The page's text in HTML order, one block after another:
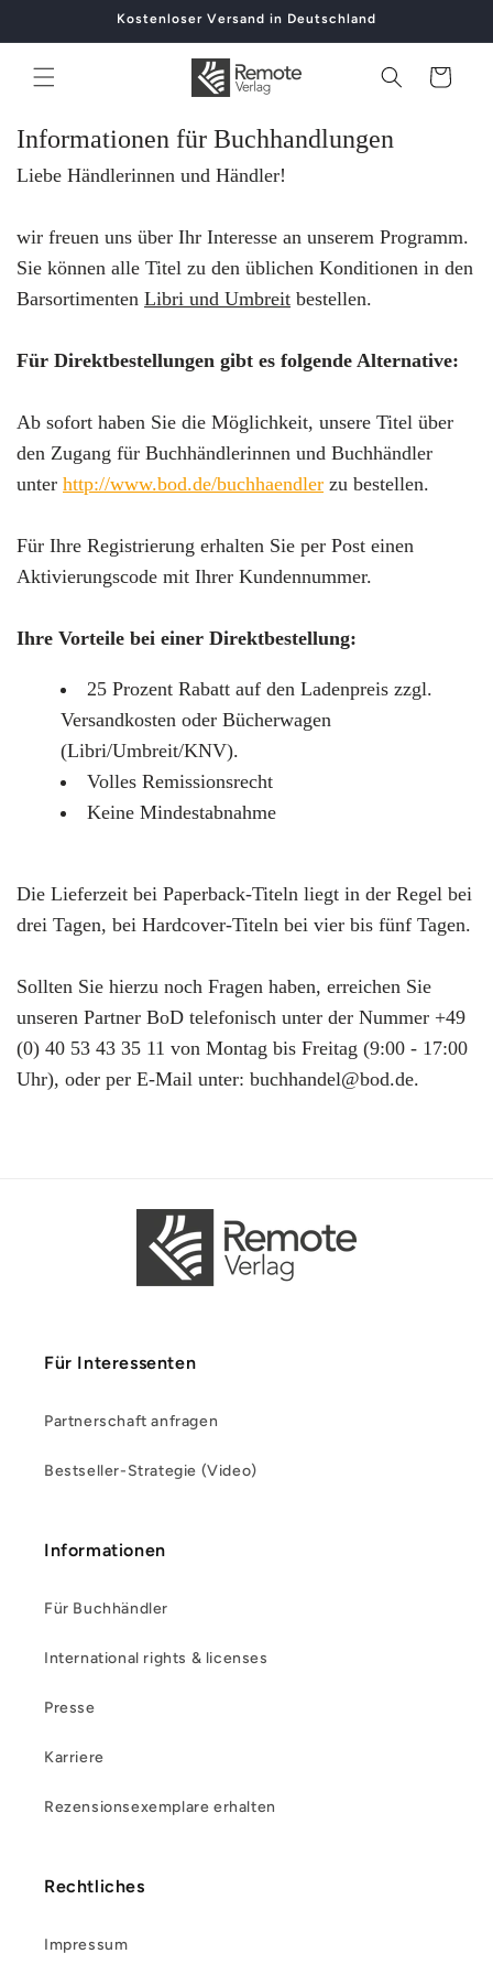
Inhalt
Kostenloser Versand in Deutschland
Warenkorb
Informationen für Buchhandlungen
Liebe Händlerinnen und Händler!
wir freuen uns über Ihr Interesse an unserem Programm.
Sie können alle Titel zu den üblichen Konditionen in den
Barsortimenten Libri und Umbreit bestellen.
Für Direktbestellungen gibt es folgende Alternative:
Ab sofort haben Sie die Möglichkeit, unsere Titel über
den Zugang für Buchhändlerinnen und Buchhändler
unter http://www.bod.de/buchhaendler zu bestellen.
Für Ihre Registrierung erhalten Sie per Post einen
Aktivierungscode mit Ihrer Kundennummer.
Ihre Vorteile bei einer Direktbestellung:
25 Prozent Rabatt auf den Ladenpreis zzgl.
Versandkosten oder Bücherwagen
(Libri/Umbreit/KNV).
Volles Remissionsrecht
Keine Mindestabnahme
Die Lieferzeit bei Paperback-Titeln liegt in der Regel bei
drei Tagen, bei Hardcover-Titeln bei vier bis fünf Tagen.
Sollten Sie hierzu noch Fragen haben, erreichen Sie
unseren Partner BoD telefonisch unter der Nummer +49
(0) 40 53 43 35 11 von Montag bis Freitag (9:00 - 17:00
Uhr), oder per E-Mail unter: buchhandel@bod.de.
Für Interessenten
Partnerschaft anfragen
Bestseller-Strategie (Video)
Informationen
Für Buchhändler
International rights & licenses
Presse
Karriere
Rezensionsexemplare erhalten
Rechtliches
Impressum